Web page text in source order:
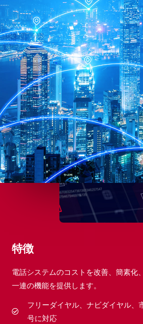
特徴
電話システムのコストを改善、簡素化
一連の機能を提供します。
フリーダイヤル、ナビダイヤル、
号に対応